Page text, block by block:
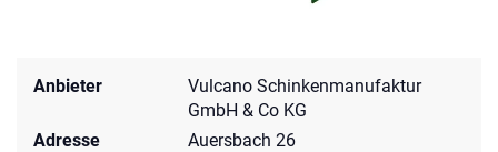
Anbieter
Vulcano Schinkenmanufaktur
GmbH & Co KG
Adresse
Auersbach 26